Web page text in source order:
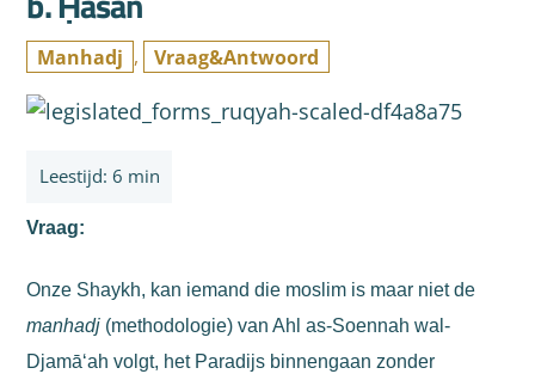
Manhadj , Vraag&Antwoord
Vraag:
Onze Shaykh, kan iemand die moslim is maar niet de
manhadj (methodologie) van Ahl as-Soennah wal-
Djamā‘ah volgt, het Paradijs binnen­gaan zonder